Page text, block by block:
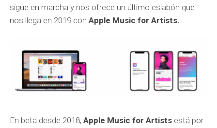
sigue en marcha y nos ofrece un último eslabón que
nos llega en 2019 con Apple Music for Artists.
En beta desde 2018, Apple Music for Artists está por